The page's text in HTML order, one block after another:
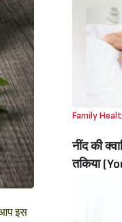
आप इस
Family
नींद की
तकिया